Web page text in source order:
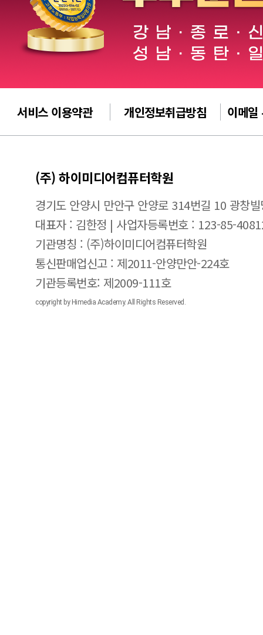
서비스 이용약관 개인정보취급방침 이메일
(주) 하이미디어컴퓨터학원
경기도 안양시 만안구 안양로 314번길 10 광창
대표자 : 김한정 | 사업자등록번호 : 123-85-
기관명칭 : (주)하이미디어컴퓨터학원
통신판매업신고 : 제2011-안양만안-224호
기관등록번호: 제2009-111호
copyright by Himedia Academy. All Rights Reserved.